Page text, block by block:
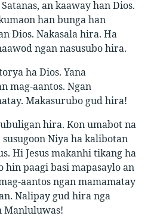
an kaaway han Dios.
han bunga han
Dios. Nakasala hira. Ha
ngan nasusubo hira.
ha Dios. Yana
mag-aantos. Ngan
Makasurubo gud hira!
hira. Kon umabot na
Niya ha kalibotan
Hi Jesus makanhi tikang ha
paagi basi mapasaylo an
aantos ngan mamamatay
Nalipay gud hira nga
Manluluwas!